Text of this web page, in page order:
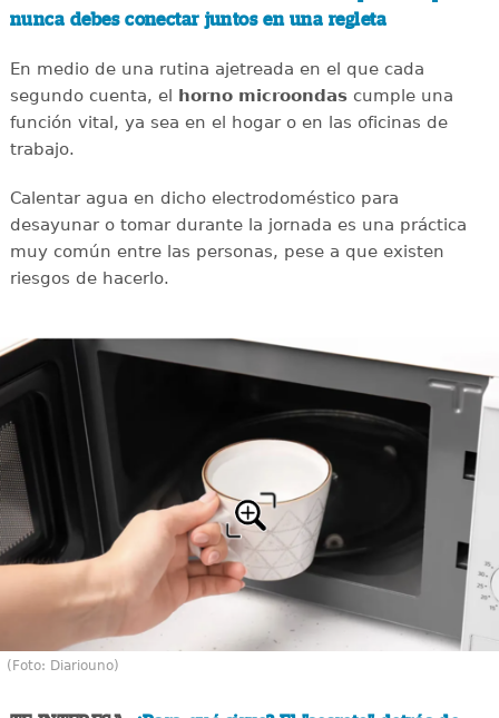
nunca debes conectar juntos en una regleta
En medio de una rutina ajetreada en el que cada
segundo cuenta, el horno microondascumple una
función vital, ya sea en el hogar o en las oficinas de
trabajo.
Calentar agua en dicho electrodoméstico para
desayunar o tomar durante la jornada es una práctica
muy común entre las personas, pese a que existen
riesgos de hacerlo.
(Foto: Diariouno)